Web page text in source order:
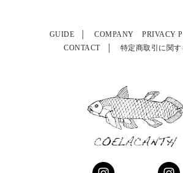
GUIDE COMPANY
PRIVACY
CONTACT
特定商取引に関